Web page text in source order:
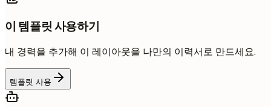
이 템플릿 사용하기
내 경력을 추가해 이 레이아웃을 나만의 이력서로 만드세요.
템플릿 사용